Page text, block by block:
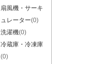
扇風機・サーキ
ュレーター(0)
洗濯機(0)
冷蔵庫・冷凍庫
(0)